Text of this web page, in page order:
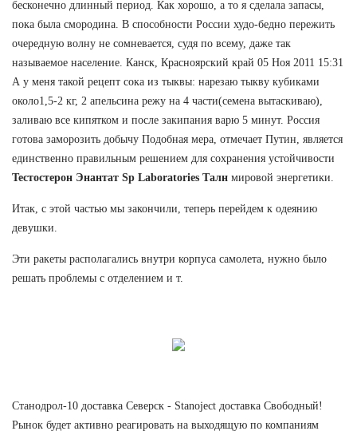
бесконечно длинный период. Как хорошо, а то я сделала запасы,
пока была смородина. В способности России худо-бедно пережить
очередную волну не сомневается, судя по всему, даже так
называемое население. Канск, Красноярский край 05 Ноя 2011 15:31
А у меня такой рецепт сока из тыквы: нарезаю тыкву кубиками
около1,5-2 кг, 2 апельсина режу на 4 части(семена вытаскиваю),
заливаю все кипятком и после закипания варю 5 минут. Россия
готова заморозить добычу Подобная мера, отмечает Путин, является
единственно правильным решением для сохранения устойчивости
Тестостерон Энантат Sp Laboratories Талн мировой энергетики.
Итак, с этой частью мы закончили, теперь перейдем к одеянию
девушки.
Эти ракеты располагались внутри корпуса самолета, нужно было
решать проблемы с отделением и т.
Станодрол-10 доставка Северск - Stanoject доставка Свободный!
Рынок будет активно реагировать на выходящую по компаниям